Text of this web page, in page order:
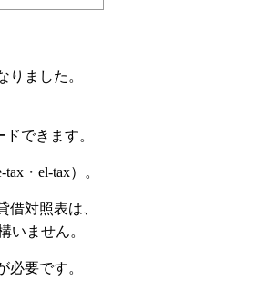
りました。
できます。
・el-tax）。
対照表は、
いません。
要です。